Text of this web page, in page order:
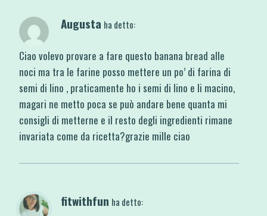
Augusta ha detto:
Ciao volevo provare a fare questo banana bread alle
noci ma tra le farine posso mettere un po’ di farina di
semi di lino , praticamente ho i semi di lino e li macino,
magari ne metto poca se può andare bene quanta mi
consigli di metterne e il resto degli ingredienti rimane
invariata come da ricetta?grazie mille ciao
fitwithfun ha detto: